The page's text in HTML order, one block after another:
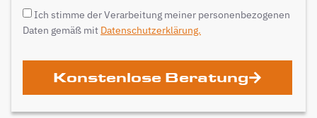
Ich stimme der Verarbeitung meiner personenbezogenen
Daten gemäß mit Datenschutzerklärung.
Konstenlose Beratung